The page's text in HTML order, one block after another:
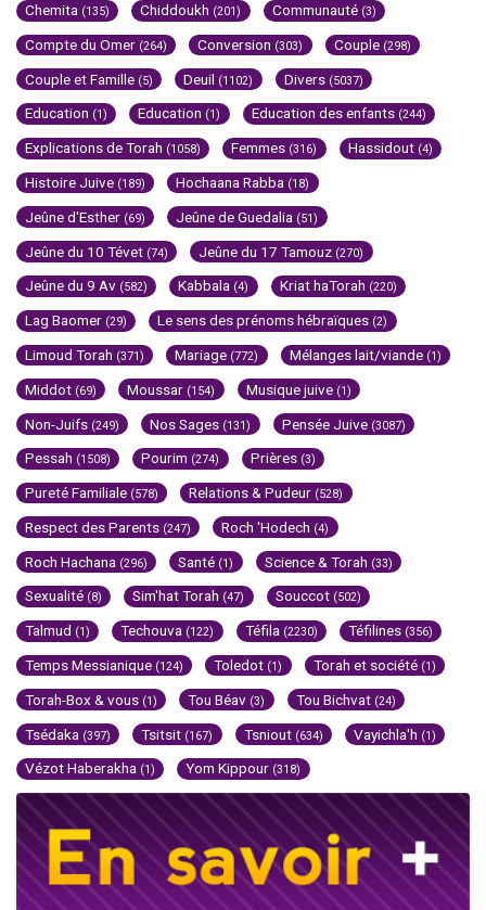
Chemita (135) Chiddoukh (201) Communauté (3)
Compte du Omer (264) Conversion (303) Couple (298)
Couple et Famille (5) Deuil (1102) Divers (5037)
Education (1) Education (1) Education des enfants (244)
Explications de Torah (1058) Femmes (316) Hassidout (4)
Histoire Juive (189) Hochaana Rabba (18)
Jeûne d'Esther (69) Jeûne de Guedalia (51)
Jeûne du 10 Tévet (74) Jeûne du 17 Tamouz (270)
Jeûne du 9 Av (582) Kabbala (4) Kriat haTorah (220)
Lag Baomer (29) Le sens des prénoms hébraïques (2)
Limoud Torah (371) Mariage (772) Mélanges lait/viande (1)
Middot (69) Moussar (154) Musique juive (1)
Non-Juifs (249) Nos Sages (131) Pensée Juive (3087)
Pessah (1508) Pourim (274) Prières (3)
Pureté Familiale (578) Relations & Pudeur (528)
Respect des Parents (247) Roch 'Hodech (4)
Roch Hachana (296) Santé (1) Science & Torah (33)
Sexualité (8) Sim'hat Torah (47) Souccot (502)
Talmud (1) Techouva (122) Téfila (2230) Téfilines (356)
Temps Messianique (124) Toledot (1) Torah et société (1)
Torah-Box & vous (1) Tou Béav (3) Tou Bichvat (24)
Tsédaka (397) Tsitsit (167) Tsniout (634) Vayichla'h (1)
Vézot Haberakha (1) Yom Kippour (318)